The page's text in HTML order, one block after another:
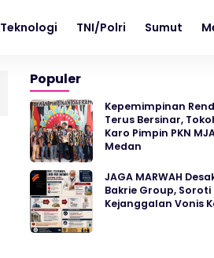
Teknologi TNI/Polri Sumut
Populer
Kepemimpinan
Terus Bersinar,
Karo Pimpin PKN
Medan
JAGA MARWAH
Bakrie Group, Soroti
Kejanggalan Vonis